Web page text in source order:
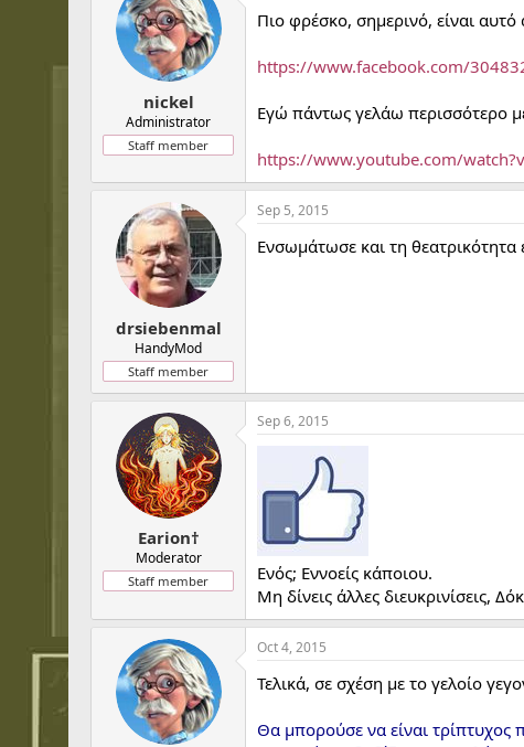
nickel
Administrator
Staff member
Πιο φρέσκο, σημερινό, είναι
https://www.facebook.com/
Εγώ πάντως γελάω περισσότερο
https://www.youtube.com/
drsiebenmal
HandyMod
Staff member
Sep 5, 2015
Ενσωμάτωσε και τη
Earion†
Moderator
Staff member
Sep 6, 2015
Ενός; Εννοείς κάποιου.
Μη δίνεις άλλες διευκρινίσεις,
Oct 4, 2015
Τελικά, σε σχέση με το γελοίο
Θα μπορούσε να είναι τρίπτυχος